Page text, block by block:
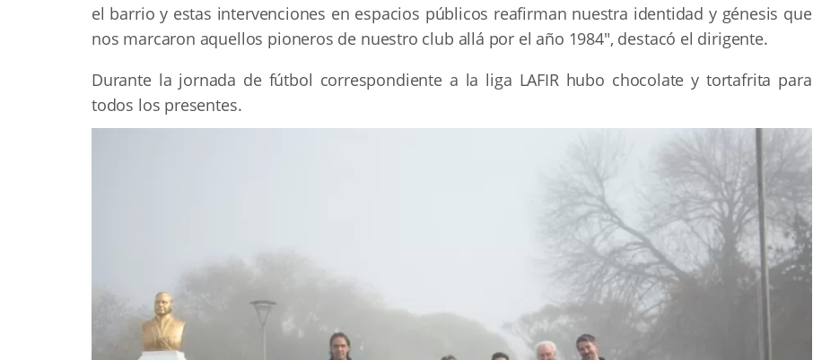
el barrio y estas intervenciones en espacios públicos reafirman nuestra identidad y génesis que
nos marcaron aquellos pioneros de nuestro club allá por el año 1984", destacó el dirigente.
Durante la jornada de fútbol correspondiente a la liga LAFIR hubo chocolate y tortafrita para
todos los presentes.